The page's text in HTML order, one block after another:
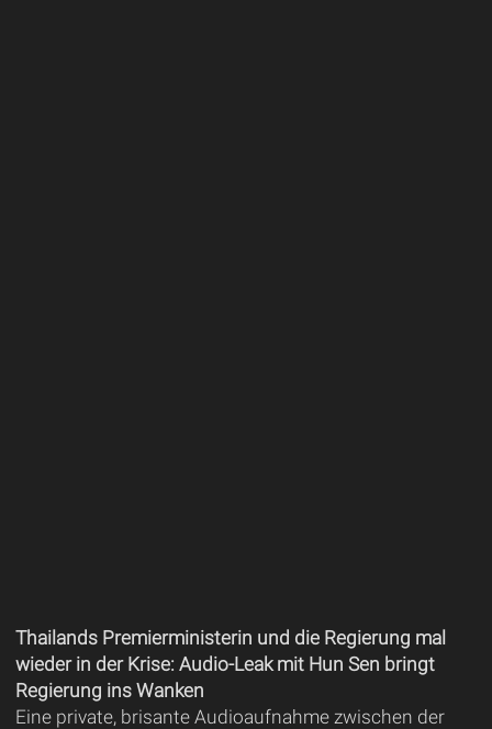
Thailands Premierministerin und die Regierung mal
wieder in der Krise: Audio-Leak mit Hun Sen bringt
Regierung ins Wanken
Eine private, brisante Audioaufnahme zwischen der